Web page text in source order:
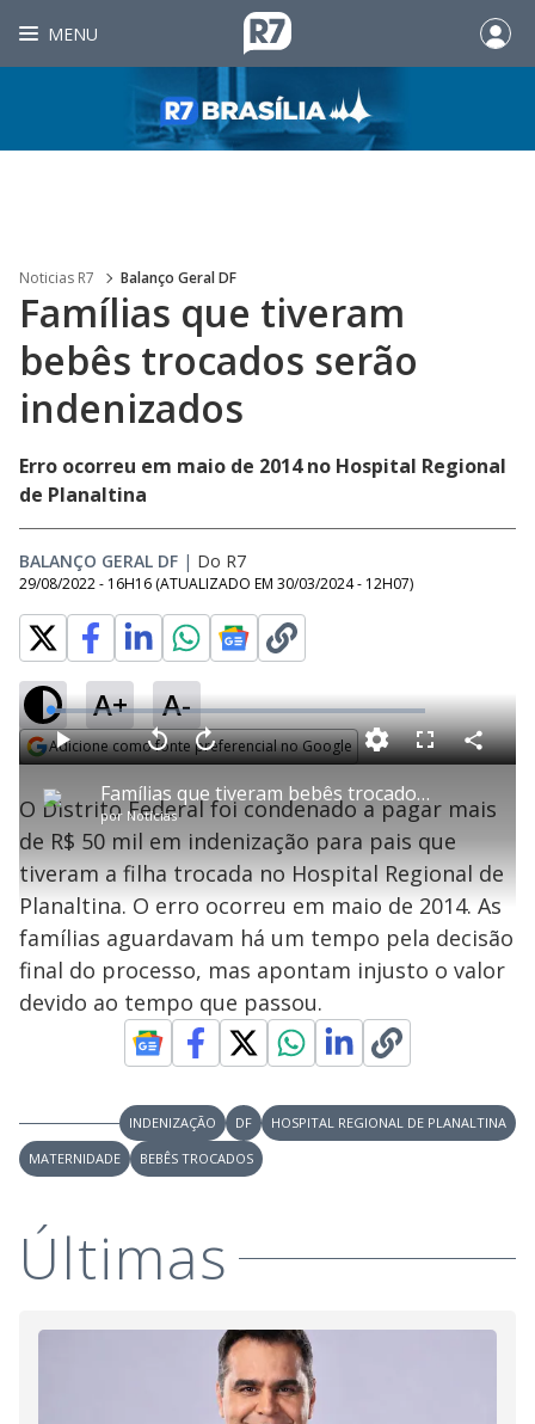
MENU
Noticias R7 Balanço Geral DF
Famílias que tiveram
bebês trocados serão
indenizados
Erro ocorreu em maio de 2014 no Hospital Regional
de Planaltina
BALANÇO GERAL DF | Do R7
29/08/2022 - 16H16 (ATUALIZADO EM 30/03/2024 - 12H07)
A+ A-
Adicione como fonte preferencial no Google
P
l
a
y
V
i
d
e
o
Famílias que tiveram bebês trocados serão indenizados
por Notícias
P V
t
a
r
0
e
g
n
d
s
A
n
a
1
s
e
u
n
o
s
L
o
a
d
e
4
.
1
2
%
F
l
s
c
e
e
n
C
o
a
r
O Distrito Federal foi condenado a pagar mais
de R$ 50 mil em indenização para pais que
tiveram a filha trocada no Hospital Regional de
Planaltina. O erro ocorreu em maio de 2014. As
famílias aguardavam há um tempo pela decisão
final do processo, mas apontam injusto o valor
devido ao tempo que passou.
INDENIZAÇÃO DF
HOSPITAL REGIONAL DE PLANALTINA
MATERNIDADE
BEBÊS TROCADOS
Últimas